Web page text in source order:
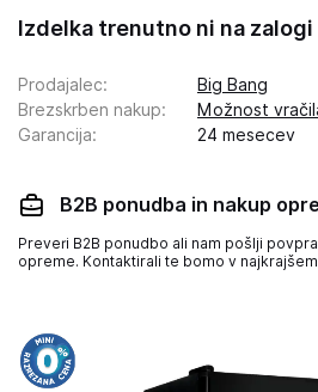
Izdelka trenutno ni na zalogi
Prodajalec:
Big Bang
Brezskrben nakup:
Možnost
Garancija: 24 mesecev
B2B ponudba in nakup
Preveri B2B ponudbo ali nam pošlji
opreme. Kontaktirali te bomo v